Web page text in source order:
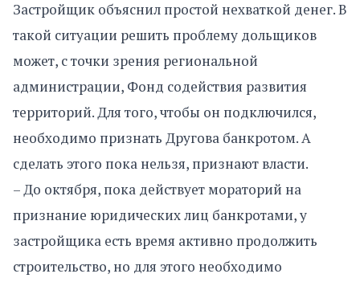
Застройщик объяснил простой нехваткой денег. В
такой ситуации решить проблему дольщиков
может, с точки зрения региональной
администрации, Фонд содействия развития
территорий. Для того, чтобы он подключился,
необходимо признать Другова банкротом. А
сделать этого пока нельзя, признают власти.
– До октября, пока действует мораторий на
признание юридических лиц банкротами, у
застройщика есть время активно продолжить
строительство, но для этого необходимо